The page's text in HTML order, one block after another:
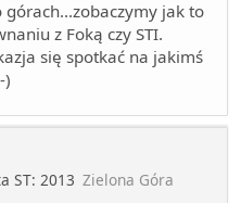
jak to
z Foką czy STI.
się spotkać na jakimś
)
ST: 2013 Zielona Góra